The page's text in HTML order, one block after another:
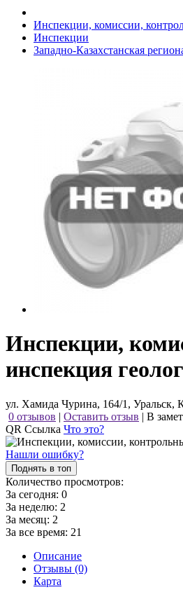
Инспекции, комиссии,
Инспекции
Западно-Казахстанская
Инспекции,
инспекция
ул. Хамида Чурина, 164/1, Уральск,
0 отзывов | Оставить отзыв | В
QR Ссылка Что это?
Нашли ошибку?
Поднять в топ
Количество просмотров:
За сегодня: 0
За неделю: 2
За месяц: 2
За все время: 21
Описание
Отзывы (0)
Карта